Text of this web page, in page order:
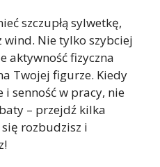
szczupłą sylwetkę,
Nie tylko szybciej
aktywność fizyczna
Twojej figurze. Kiedy
senność w pracy, nie
– przejdź kilka
rozbudzisz i